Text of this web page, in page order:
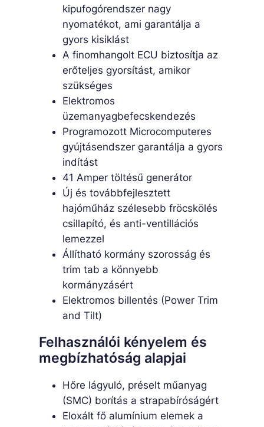
kipufogórendszer nagy
nyomatékot, ami garantálja a
gyors kisiklást
A finomhangolt ECU biztosítja az
erőteljes gyorsítást, amikor
szükséges
Elektromos
üzemanyagbefecskendezés
Programozott Microcomputeres
gyújtásendszer garantálja a gyors
indítást
41 Amper töltésű generátor
Új és továbbfejlesztett
hajóműház szélesebb fröcskölés
csillapító, és anti-ventillációs
lemezzel
Állítható kormány szorosság és
trim tab a könnyebb
kormányzásért
Elektromos billentés (Power Trim
and Tilt)
Felhasználói kényelem és
megbízhatóság alapjai
Hőre lágyuló, préselt műanyag
(SMC) borítás a strapabíróságért
Eloxált fő alumínium elemek a